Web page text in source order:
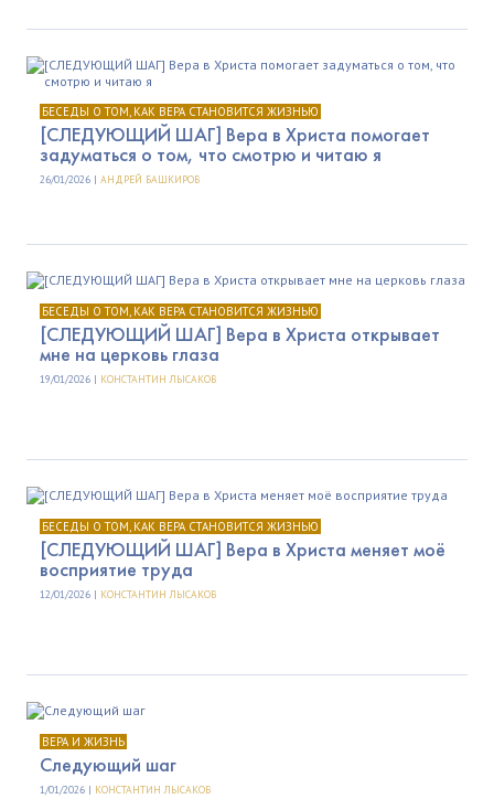
БЕСЕДЫ О ТОМ, КАК ВЕРА СТАНОВИТСЯ ЖИЗНЬЮ
[СЛЕДУЮЩИЙ ШАГ] Вера в Христа помогает
задуматься о том, что смотрю и читаю я
26/01/2026 | АНДРЕЙ БАШКИРОВ
БЕСЕДЫ О ТОМ, КАК ВЕРА СТАНОВИТСЯ ЖИЗНЬЮ
[СЛЕДУЮЩИЙ ШАГ] Вера в Христа открывает
мне на церковь глаза
19/01/2026 | КОНСТАНТИН ЛЫСАКОВ
БЕСЕДЫ О ТОМ, КАК ВЕРА СТАНОВИТСЯ ЖИЗНЬЮ
[СЛЕДУЮЩИЙ ШАГ] Вера в Христа меняет моё
восприятие труда
12/01/2026 | КОНСТАНТИН ЛЫСАКОВ
ВЕРА И ЖИЗНЬ
Следующий шаг
1/01/2026 | КОНСТАНТИН ЛЫСАКОВ